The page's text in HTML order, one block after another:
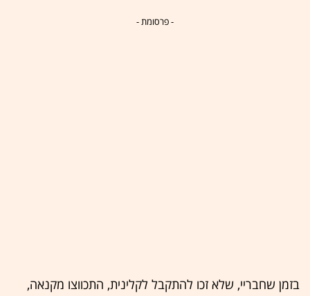
- פרסומת -
בזמן שחבריי, שלא זכו להתקבל לקלינית, התכווצו מקנאה,